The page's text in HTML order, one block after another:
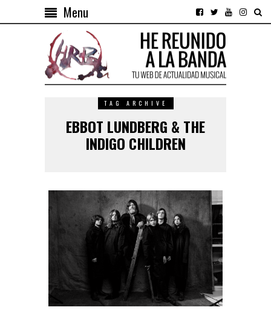
Menu
TAG ARCHIVE
EBBOT LUNDBERG & THE
INDIGO CHILDREN